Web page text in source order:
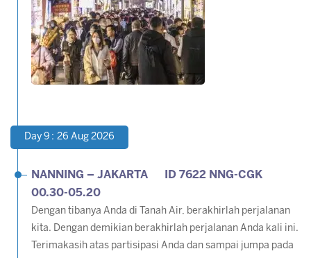
Day 9 : 26 Aug 2026
NANNING – JAKARTA ID 7622 NNG-CGK
00.30-05.20
Dengan tibanya Anda di Tanah Air, berakhirlah perjalanan
kita. Dengan demikian berakhirlah perjalanan Anda kali ini.
Terimakasih atas partisipasi Anda dan sampai jumpa pada